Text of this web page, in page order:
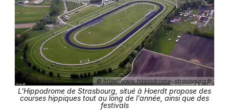
Hippodrome dans le Grand Est
Jeux concours
Newsletter des sorties
© http://www.hippodrome-strasbourg.fr
L'Hippodrome de Strasbourg, situé à Hoerdt propose des
courses hippiques tout au long de l'année, ainsi que des
festivals